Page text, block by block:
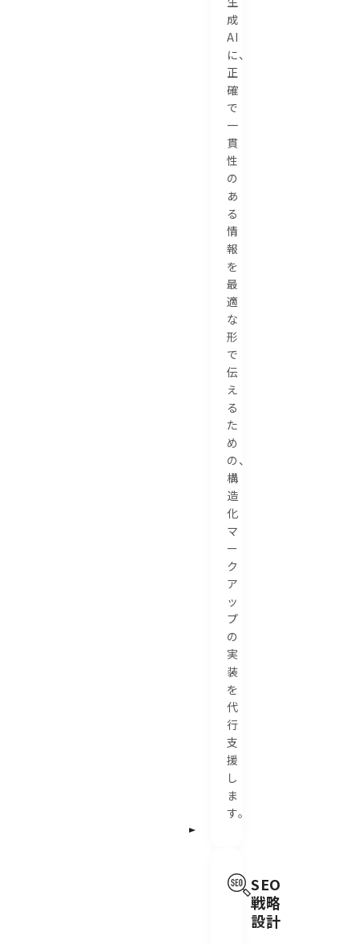
成
AI
に、
正
確
で
一
貫
性
の
あ
る
情
報
を
最
適
な
形
で
伝
え
る
た
め
の、
構
造
化
マ
ー
ク
ア
ッ
プ
の
実
装
を
代
行
支
援
し
ま
す。
SEO
戦略
設計